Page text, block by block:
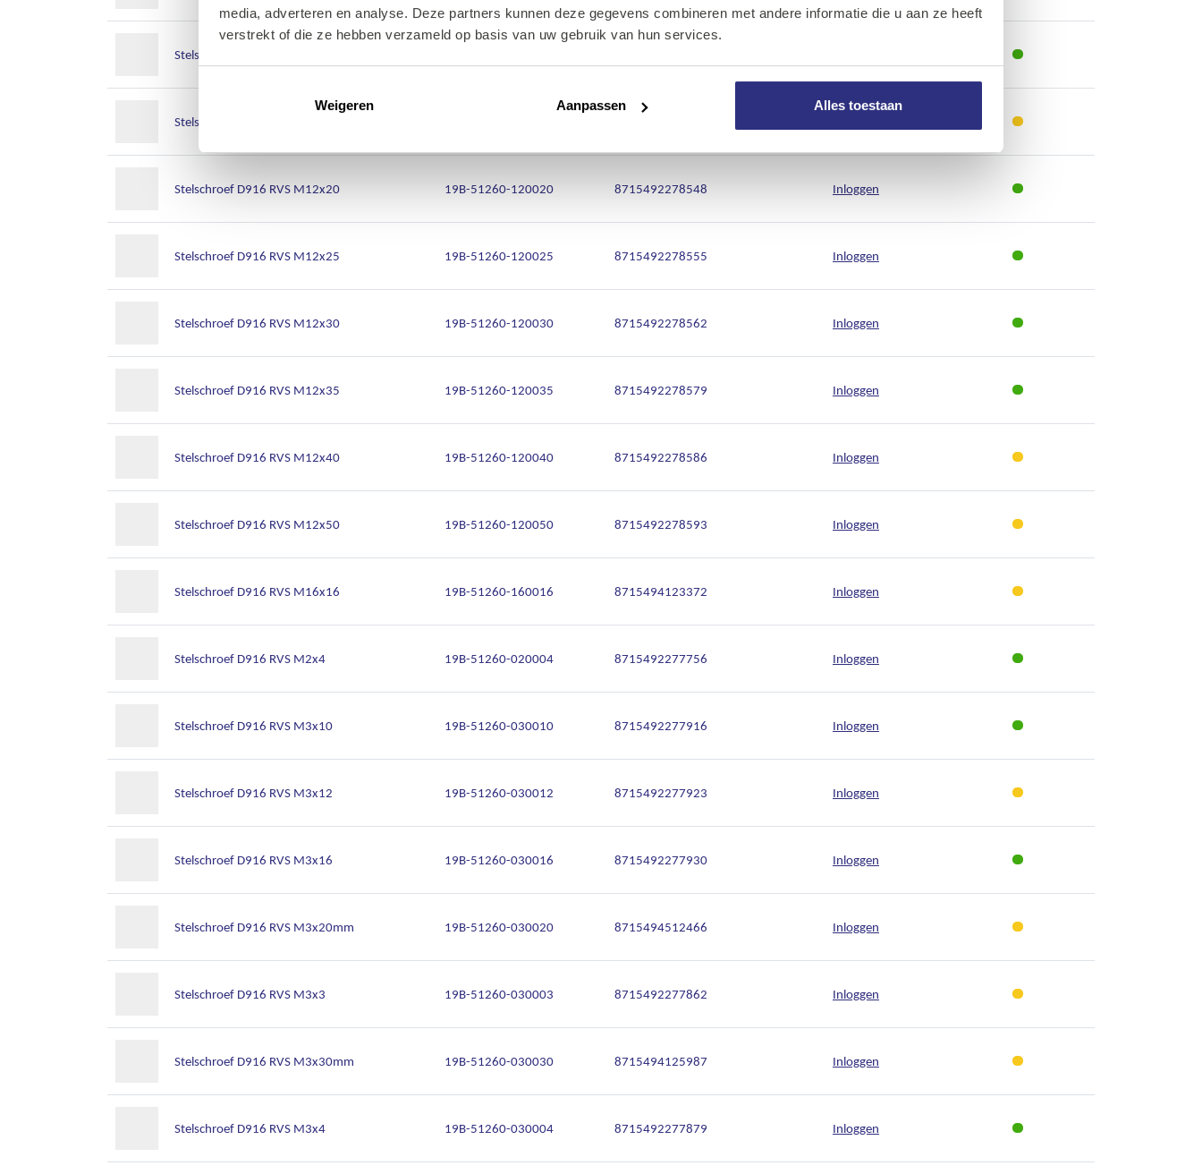
media, adverteren en analyse. Deze partners kunnen deze gegevens combineren met andere informatie die u aan ze heeft
verstrekt of die ze hebben verzameld op basis van uw gebruik van hun services.
Weigeren Aanpassen Alles toestaan
Over Kalkhuis
Contact
Stelschroef D916 RVS M12x12
Stelschroef D916 RVS M12x16
Stelschroef D916 RVS M12x20 19B-51260-120020 8715492278548 Inloggen
Stelschroef D916 RVS M12x25 19B-51260-120025 8715492278555 Inloggen
Stelschroef D916 RVS M12x30 19B-51260-120030 8715492278562 Inloggen
Stelschroef D916 RVS M12x35 19B-51260-120035 8715492278579 Inloggen
Stelschroef D916 RVS M12x40 19B-51260-120040 8715492278586 Inloggen
Stelschroef D916 RVS M12x50 19B-51260-120050 8715492278593 Inloggen
Stelschroef D916 RVS M16x16 19B-51260-160016 8715494123372 Inloggen
Stelschroef D916 RVS M2x4 19B-51260-020004 8715492277756 Inloggen
Stelschroef D916 RVS M3x10 19B-51260-030010 8715492277916 Inloggen
Stelschroef D916 RVS M3x12 19B-51260-030012 8715492277923 Inloggen
Stelschroef D916 RVS M3x16 19B-51260-030016 8715492277930 Inloggen
Stelschroef D916 RVS M3x20mm 19B-51260-030020 8715494512466 Inloggen
Stelschroef D916 RVS M3x3 19B-51260-030003 8715492277862 Inloggen
Stelschroef D916 RVS M3x30mm 19B-51260-030030 8715494125987 Inloggen
Stelschroef D916 RVS M3x4 19B-51260-030004 8715492277879 Inloggen